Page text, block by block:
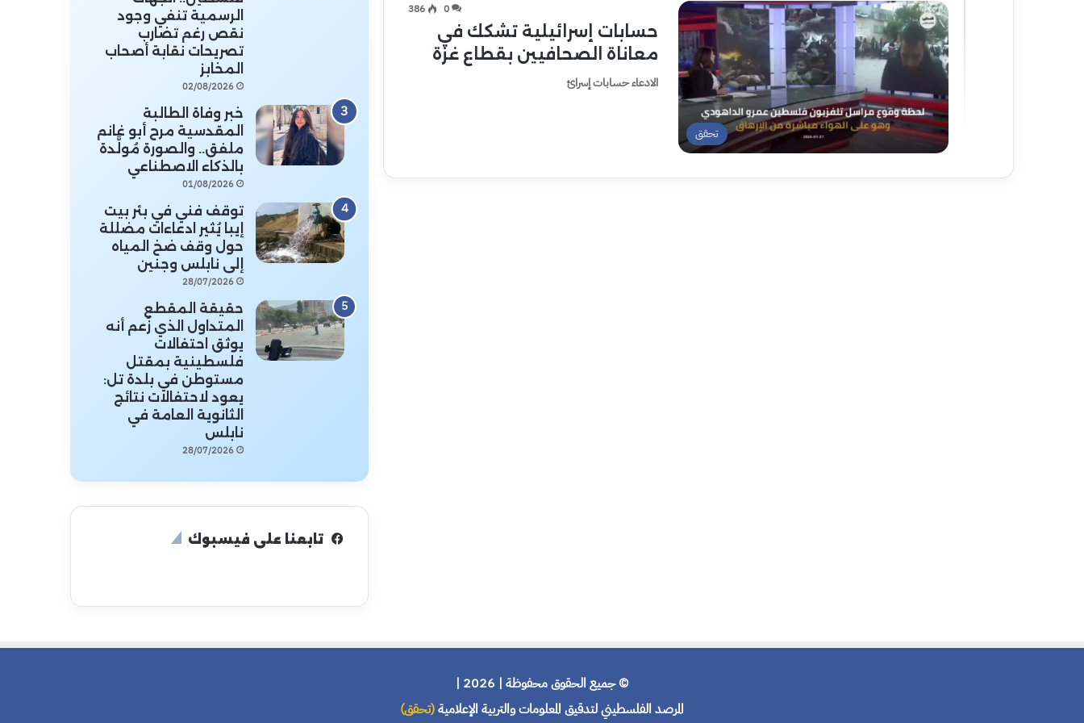
تحقق
0
386
حسابات إسرائيلية تشكك في
معاناة الصحافيين بقطاع غزة
الادعاء حسابات إسرائ
الرسمية تنفي وجود
نقص رغم تضارب
تصريحات نقابة أصحاب
المخابز
02/08/2026
خبر وفاة الطالبة
المقدسية مرح أبو غانم
ملفق.. والصورة مُولَّدة
بالذكاء الاصطناعي
01/08/2026
توقف فني في بئر بيت
إيبا يُثير ادعاءات مضللة
حول وقف ضخ المياه
إلى نابلس وجنين
28/07/2026
حقيقة المقطع
المتداول الذي زُعم أنه
يوثق احتفالات
فلسطينية بمقتل
مستوطن في بلدة تل:
يعود لاحتفالات نتائج
الثانوية العامة في
نابلس
28/07/2026
تابعنا على فيسبوك
© جميع الحقوق محفوظة | 2026 |
المرصد الفلسطيني لتدقيق المعلومات والتربية الإعلامية(تحقق)